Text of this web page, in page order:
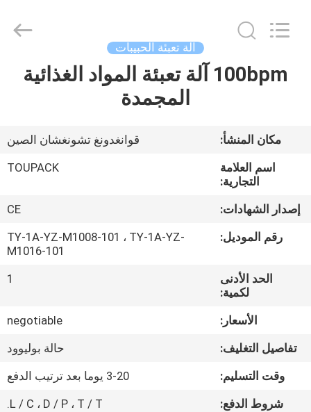
بيت
معلومات
جولة
المصنع
الجودة
اتصل
EQUIPMENT
Reserved.
آلة تعبئة الحبيبات
100bpm آلة تعبئة المواد الغذائية
المجمدة
مكان المنشأ:
قوانغدونغ تشونغشان الصين
اسم العلامة
التجارية:
TOUPACK
إصدار الشهادات:
CE
رقم الموديل:
TY-1A-YZ-M1008-101 ، TY-1A-YZ-
M1016-101
الحد الأدنى
لكمية:
1
الأسعار:
negotiable
تفاصيل التغليف:
حالة بوليوود
وقت التسليم:
3-20 يوما بعد ترتيب الدفع
شروط الدفع:
L / C ، D / P ، T / T.